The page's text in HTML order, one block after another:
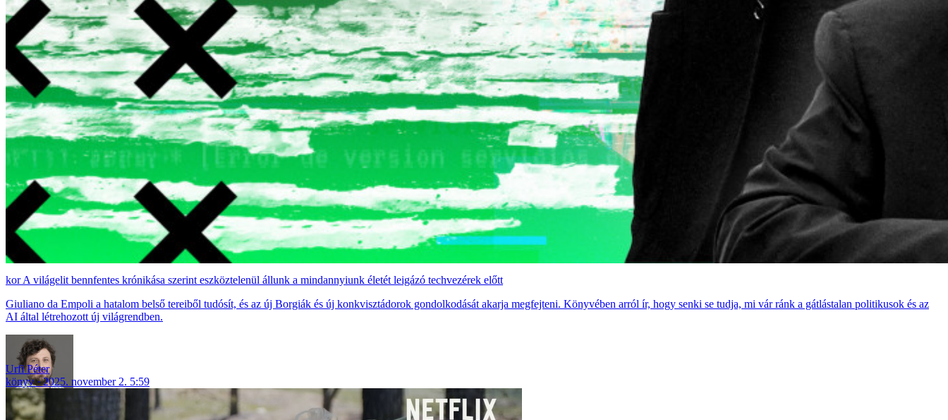
A világelit bennfentes krónikása szerint eszköztelenül állunk a mindannyiunk életét leigázó techvezérek előtt
Giuliano da Empoli a hatalom belső tereiből tudósít, és az új Borgiák és új konkvisztádorok gondolkodását akarja megfejteni. Könyvében arról ír, hogy senki se tudja, mi vár ránk a gátlástalan politikusok és az
AI által létrehozott új világrendben.
Urfi Péter
könyv
2025. november 2. 5:59